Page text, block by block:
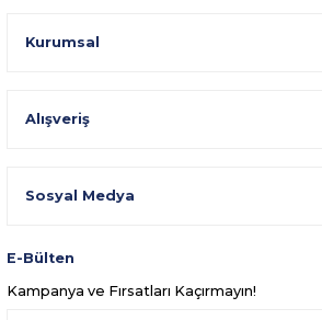
Kurumsal
Alışveriş
Sosyal Medya
E-Bülten
Kampanya ve Fırsatları Kaçırmayın!